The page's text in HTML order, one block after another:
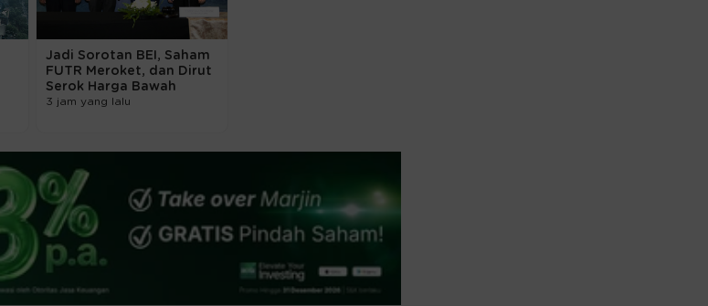
Jadi Sorotan BEI, Saham
FUTR Meroket, dan Dirut
Serok Harga Bawah
3 jam yang lalu